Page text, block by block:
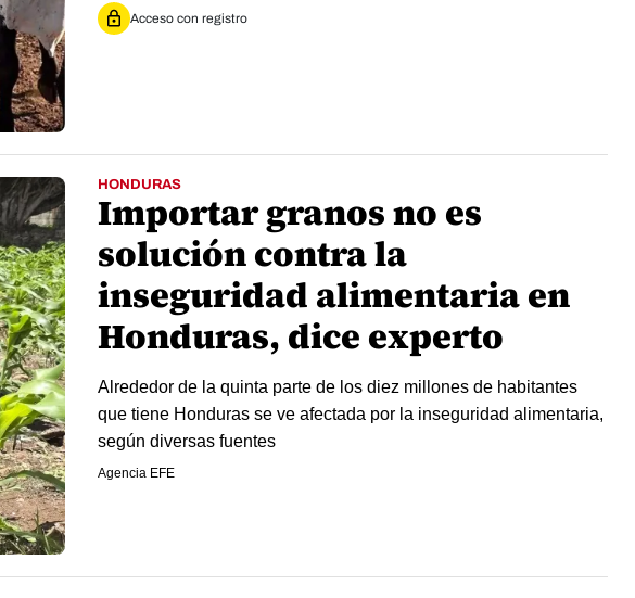
Acceso con registro
HONDURAS
Importar granos no es
solución contra la
inseguridad alimentaria en
Honduras, dice experto
Alrededor de la quinta parte de los diez millones de habitantes
que tiene Honduras se ve afectada por la inseguridad alimentaria,
según diversas fuentes
Agencia EFE